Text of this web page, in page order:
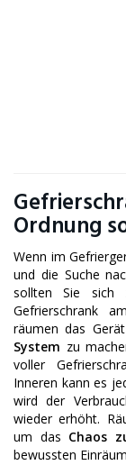
Ordnung
Wenn im
und die Suche
sollten Sie sich
Gefrierschrank
räumen das
System zu
voller
Inneren kann es
wird der
wieder erhöht.
um das Chaos
bewussten